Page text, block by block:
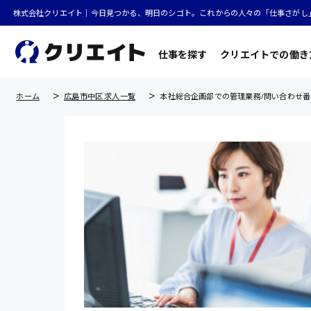
株式会社クリエイト｜今日見つかる、明日のシゴト。これからの人々の「仕事さがし
仕事を探す クリエイトでの働き
ホーム 広島市中区 求人一覧 本社総合企画部での管理業務/問い合わせ